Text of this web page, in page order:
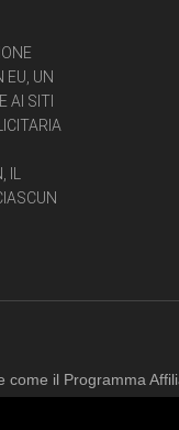
EU, UN
AI SITI
il Programma